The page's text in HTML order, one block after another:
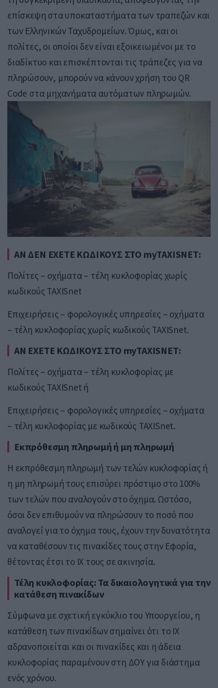
επίσκεψη στα υποκαταστήματα των τραπεζών και
των Ελληνικών Ταχυδρομείων. Όμως, και οι
πολίτες, οι οποίοι δεν είναι εξοικειωμένοι με το
διαδίκτυο και επισκέπτονται τις τράπεζες για να
πληρώσουν, μπορούν να κάνουν χρήση του QR
Code στα μηχανήματα αυτόματων πληρωμών.
ΑΝ ΔΕΝ ΕΧΕΤΕ ΚΩΔΙΚΟΥΣ ΣΤΟ myTAXISNET:
Πολίτες – οχήματα – τέλη κυκλοφορίας χωρίς
κωδικούς TAXISnet
Επιχειρήσεις – φορολογικές υπηρεσίες – οχήματα
– τέλη κυκλοφορίας χωρίς κωδικούς TAXISnet.
ΑΝ ΕΧΕΤΕ ΚΩΔΙΚΟΥΣ ΣΤΟ myTAXISNET:
Πολίτες – οχήματα – τέλη κυκλοφορίας με
κωδικούς TAXISnet ή
Επιχειρήσεις – φορολογικές υπηρεσίες – οχήματα
– τέλη κυκλοφορίας με κωδικούς TAXISnet.
Εκπρόθεσμη πληρωμή ή μη πληρωμή
Η εκπρόθεσμη πληρωμή των τελών κυκλοφορίας ή
η μη πληρωμή τους επισύρει πρόστιμο στο 100%
των τελών που αναλογούν στο όχημα. Ωστόσο,
όσοι δεν επιθυμούν να πληρώσουν το ποσό που
αναλογεί για το όχημα τους, έχουν την δυνατότητα
να καταθέσουν τις πινακίδες τους στην Εφορία,
θέτοντας έτσι το ΙΧ τους σε ακινησία.
Τέλη κυκλοφορίας: Τα δικαιολογητικά για την
κατάθεση πινακίδων
Σύμφωνα με σχετική εγκύκλιο του Υπουργείου, η
κατάθεση των πινακίδων σημαίνει ότι το ΙΧ
αδρανοποιείται και οι πινακίδες και η άδεια
κυκλοφορίας παραμένουν στη ΔΟΥ για διάστημα
ενός χρόνου.